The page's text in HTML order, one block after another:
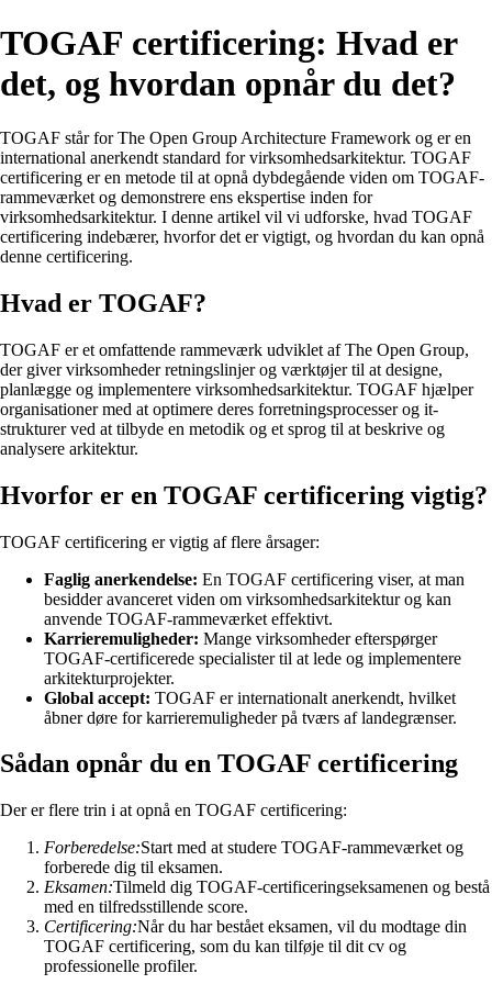
TOGAF certificering: Hvad er
det, og hvordan opnår du det?
TOGAF står for The Open Group Architecture Framework og er en
international anerkendt standard for virksomhedsarkitektur. TOGAF
certificering er en metode til at opnå dybdegående viden om TOGAF-
rammeværket og demonstrere ens ekspertise inden for
virksomhedsarkitektur. I denne artikel vil vi udforske, hvad TOGAF
certificering indebærer, hvorfor det er vigtigt, og hvordan du kan opnå
denne certificering.
Hvad er TOGAF?
TOGAF er et omfattende rammeværk udviklet af The Open Group,
der giver virksomheder retningslinjer og værktøjer til at designe,
planlægge og implementere virksomhedsarkitektur. TOGAF hjælper
organisationer med at optimere deres forretningsprocesser og it-
strukturer ved at tilbyde en metodik og et sprog til at beskrive og
analysere arkitektur.
Hvorfor er en TOGAF certificering vigtig?
TOGAF certificering er vigtig af flere årsager:
Faglig anerkendelse: En TOGAF certificering viser, at man
besidder avanceret viden om virksomhedsarkitektur og kan
anvende TOGAF-rammeværket effektivt.
Karrieremuligheder: Mange virksomheder efterspørger
TOGAF-certificerede specialister til at lede og implementere
arkitekturprojekter.
Global accept: TOGAF er internationalt anerkendt, hvilket
åbner døre for karrieremuligheder på tværs af landegrænser.
Sådan opnår du en TOGAF certificering
Der er flere trin i at opnå en TOGAF certificering:
Forberedelse:Start med at studere TOGAF-rammeværket og
forberede dig til eksamen.
Eksamen:Tilmeld dig TOGAF-certificeringseksamenen og bestå
med en tilfredsstillende score.
Certificering:Når du har bestået eksamen, vil du modtage din
TOGAF certificering, som du kan tilføje til dit cv og
professionelle profiler.